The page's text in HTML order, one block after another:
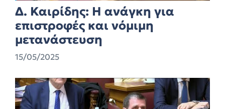
Δ. Καιρίδης: Η ανάγκη για
επιστροφές και νόμιμη
μετανάστευση
15/05/2025